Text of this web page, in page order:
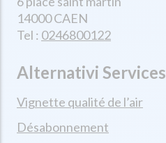
14000 CAEN
Tel : 0246800122
Alternativi Services
Vignette qualité de l’air
Désabonnement